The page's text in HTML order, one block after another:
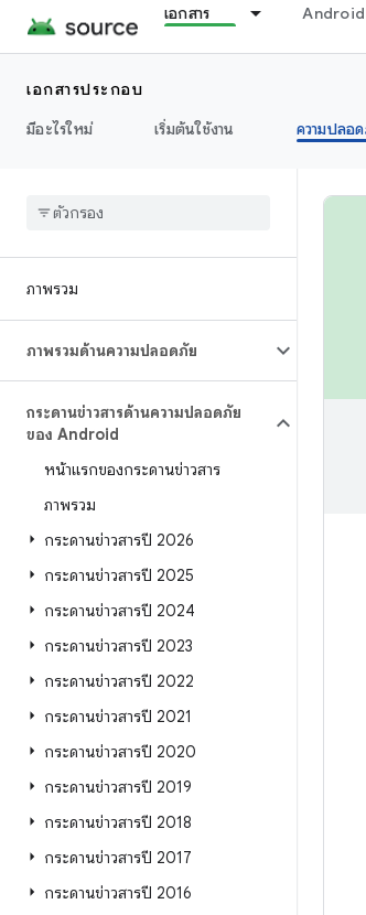
เอกสาร
เอกสารประกอบ
มีอะไรใหม่
เริ่มต้นใช้งาน ความปลอ
ภาพรวม
ภาพรวมด้านความปลอดภัย
กระดานข่าวสารด้านความปลอดภัย
ของ Android
หน้าแรกของกระดานข่าวสาร
ภาพรวม
กระดานข่าวสารปี 2026
กระดานข่าวสารปี 2025
กระดานข่าวสารปี 2024
กระดานข่าวสารปี 2023
กระดานข่าวสารปี 2022
กระดานข่าวสารปี 2021
กระดานข่าวสารปี 2020
กระดานข่าวสารปี 2019
กระดานข่าวสารปี 2018
กระดานข่าวสารปี 2017
กระดานข่าวสารปี 2016